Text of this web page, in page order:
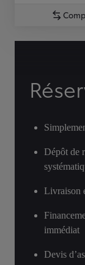
Dépôt de
Livraison
immédiat
Devis